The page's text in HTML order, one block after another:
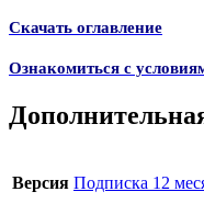
Скачать оглавление
Ознакомиться с
Версия Подписка 12